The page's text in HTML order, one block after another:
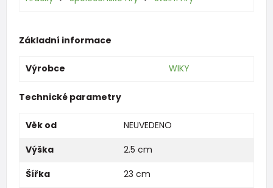
Základní informace
Výrobce WIKY
Technické parametry
Věk od
NEUVEDENO
Výška
2.5 cm
Šířka
23 cm